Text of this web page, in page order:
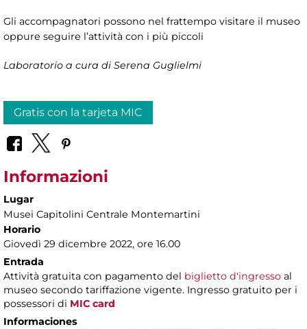
Gli accompagnatori possono nel frattempo visitare il museo
oppure seguire l’attività con i più piccoli
Laboratorio a cura di Serena Guglielmi
Gratis con la tarjeta MIC
Informazioni
Lugar
Musei Capitolini Centrale Montemartini
Horario
Giovedì 29 dicembre 2022, ore 16.00
Entrada
Attività gratuita con pagamento del biglietto d'ingresso al
museo secondo tariffazione vigente. Ingresso gratuito per i
possessori di MIC card
Informaciones